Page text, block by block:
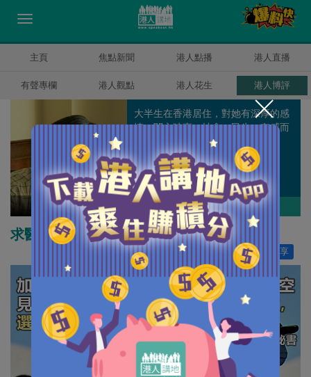
主頁 焦點新聞 港人點播 港人直播
有聲專欄 港人觀點 港人花生 港人博評
黃啟樟
大半生在香港居住，對她有深厚的感
情；關心時事、社會、民生，有感而
作者其他博評
求醫無門但有辦法可解決
分享
11